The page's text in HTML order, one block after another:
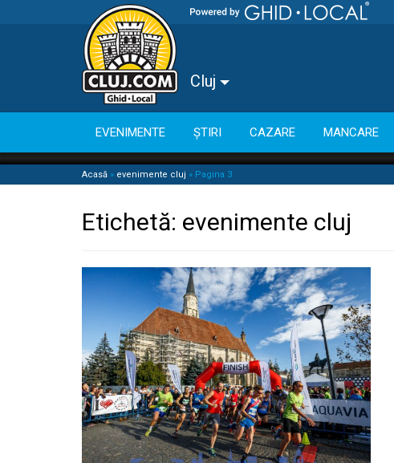
Cluj
EVENIMENTE ȘTIRI CAZARE MANCARE
Acasă » evenimente cluj » Pagina 3
Etichetă: evenimente cluj